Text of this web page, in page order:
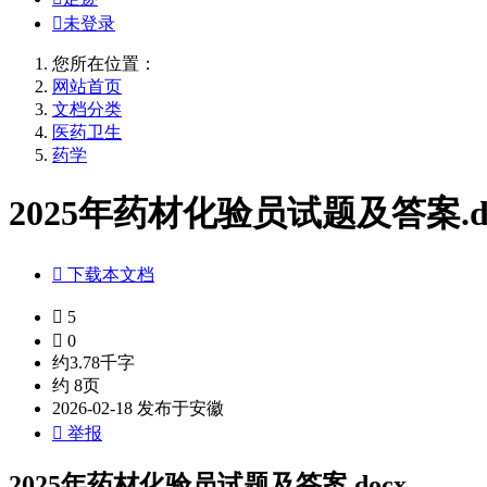
未登录
您所在位置：
网站首页
文档分类
医药卫生
药学
2025年药材化验员试题及答案
 下载本文档
 5
 0
约3.78千字
约 8页
2026-02-18 发布于安徽
 举报